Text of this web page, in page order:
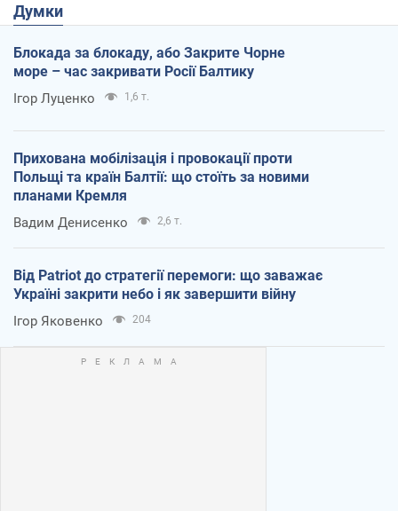
Думки
Блокада за блокаду, або Закрите Чорне
море – час закривати Росії Балтику
Ігор Луценко 1,6 т.
Прихована мобілізація і провокації проти
Польщі та країн Балтії: що стоїть за новими
планами Кремля
Вадим Денисенко 2,6 т.
Від Patriot до стратегії перемоги: що заважає
Україні закрити небо і як завершити війну
Ігор Яковенко 204